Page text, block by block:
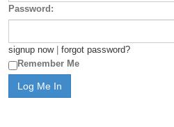
Password:
signup now| forgot password?
Remember Me